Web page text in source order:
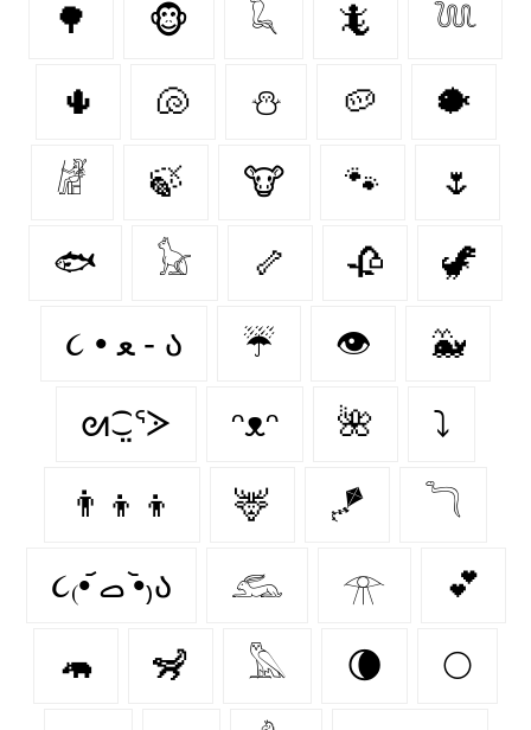
🌳 🐵 𓆗 🦎 𓆙
🌵 🐚 ⛄ 🥔 🐡
𓁈 🍃 🐮 🐾 🌷
🐟 𓃠 🦴 🥀 🦖
૮ • ﻌ - ა⁩ ☔ 👁️ 🐳
ᘛ⁐̤ᕐᐷ ᵔᴥᵔ 🌺 ⤵
👨‍👦‍👦 🦌 🪁 𓆓
૮₍•᷄ ࡇ •᷅₎ა 𓃹 𓁿 💕
🦛 🦨 𓅓 🌘 🌕